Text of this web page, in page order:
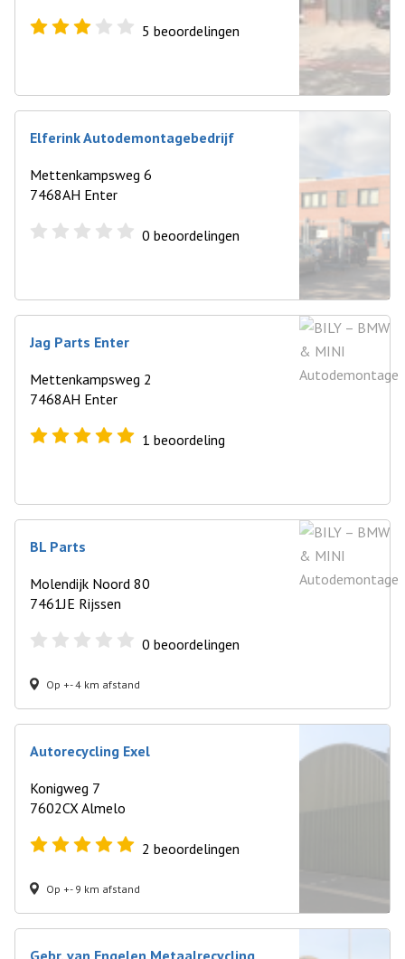
5 beoordelingen
Elferink Autodemontagebedrijf
Mettenkampsweg 6
7468AH Enter
0 beoordelingen
Jag Parts Enter
Mettenkampsweg 2
7468AH Enter
1 beoordeling
BL Parts
Molendijk Noord 80
7461JE Rijssen
0 beoordelingen
Op +- 4 km afstand
Autorecycling Exel
Konigweg 7
7602CX Almelo
2 beoordelingen
Op +- 9 km afstand
Gebr. van Engelen Metaalrecycling